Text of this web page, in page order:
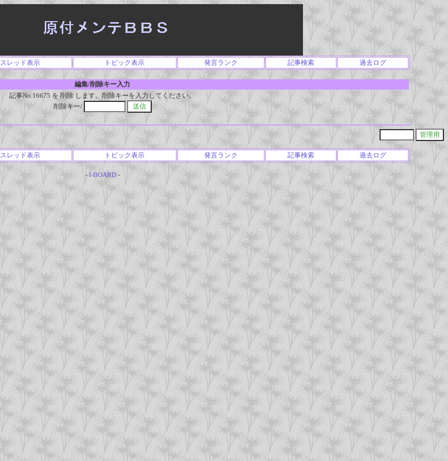
スレッド表示 トピック表示 発言ランク 記事検索 過去ログ
編集/削除キー入力
記事No.16675 を 削除 します。削除キーを入力してください。
削除キー/
スレッド表示 トピック表示 発言ランク 記事検索 過去ログ
- I-BOARD-